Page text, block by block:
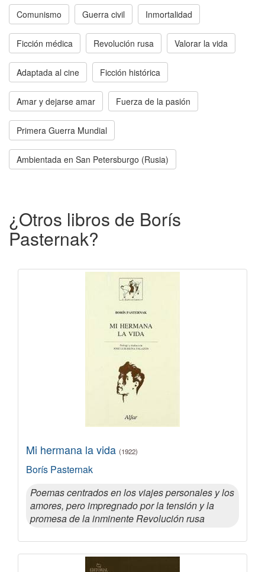
Comunismo Guerra civil Inmortalidad
Ficción médica Revolución rusa Valorar la vida
Adaptada al cine Ficción histórica
Amar y dejarse amar Fuerza de la pasión
Primera Guerra Mundial
Ambientada en San Petersburgo (Rusia)
¿Otros libros de Borís
Pasternak?
Mi hermana la vida (1922)
Borís Pasternak
Poemas centrados en los viajes personales y los
amores, pero impregnado por la tensión y la
promesa de la inminente Revolución rusa